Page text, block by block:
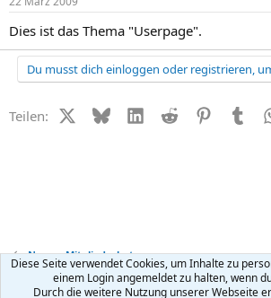
Dies ist das Thema "Userpage".
Du musst dich einloggen oder registrieren,
Teilen: X (Twitter)
BlueskyLinkedIn
Reddit Pinterest
News + Mitgliederbetreuung
Kontakt Nutzungsbedingungen
Diese Seite verwendet Cookies, um Inhalte zu
einem Login angemeldet zu halten, wenn
Durch die weitere Nutzung unserer Webseite